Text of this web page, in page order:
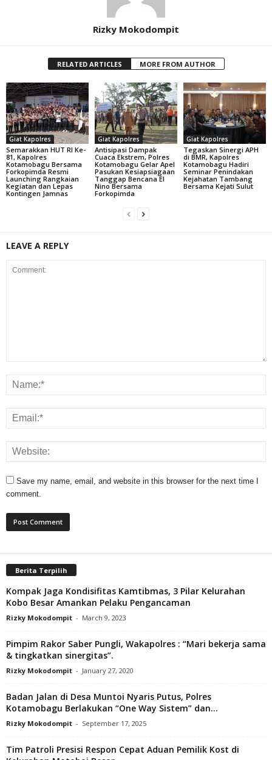
Rizky Mokodompit
RELATED ARTICLES MORE FROM AUTHOR
Giat Kapolres
Semarakkan HUT RI Ke-
81, Kapolres
Kotamobagu Bersama
Forkopimda Resmi
Launching Rangkaian
Kegiatan dan Lepas
Kontingen Jamnas
Giat Kapolres
Antisipasi Dampak
Cuaca Ekstrem, Polres
Kotamobagu Gelar Apel
Pasukan Kesiapsiagaan
Tanggap Bencana El
Nino Bersama
Forkopimda
Giat Kapolres
Tegaskan Sinergi APH
di BMR, Kapolres
Kotamobagu Hadiri
Seminar Penindakan
Kejahatan Tambang
Bersama Kejati Sulut
LEAVE A REPLY
Save my name, email, and website in this browser for the next time I
comment.
Berita Terpilih
Kompak Jaga Kondisifitas Kamtibmas, 3 Pilar Kelurahan
Kobo Besar Amankan Pelaku Pengancaman
Rizky Mokodompit - March 9, 2023
Pimpim Rakor Saber Pungli, Wakapolres : “Mari bekerja sama
& tingkatkan sinergitas”.
Rizky Mokodompit - January 27, 2020
Badan Jalan di Desa Muntoi Nyaris Putus, Polres
Kotamobagu Berlakukan “One Way Sistem” dan...
Rizky Mokodompit - September 17, 2025
Tim Patroli Presisi Respon Cepat Aduan Pemilik Kost di